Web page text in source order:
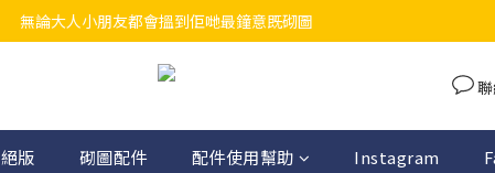
江帆天楊砌圖
無論大人小朋友都會搵到佢哋最鐘意既砌圖
江帆天楊砌圖
絕版 砌圖配件 配件使用幫助 Instagram